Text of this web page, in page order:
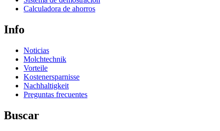
Calculadora de ahorros
Info
Noticias
Molchtechnik
Vorteile
Kostenersparnisse
Nachhaltigkeit
Preguntas frecuentes
Buscar